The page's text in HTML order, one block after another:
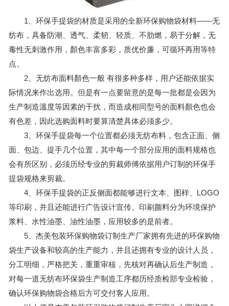
1、环保手提袋的材质是采用的全新环保购物袋材料——无
纺布，具备防潮、透气、柔韧、轻质、不肋燃，易于分解，无
毒性无刺激作用，顏色丰富多彩，质优价廉，可循环再用等特
点。
2、无纺布面料顏色一般 有很多种多样，用户还能依据实
际情况来作出选用。但是有一点要留意的是每一批都是会因为
生产制造溫度等因素的干扰，而造成相同型号的面料顏色也会
有色差，因此选购面料时要算清楚具体必须多少。
3、环保手提袋每一个位置都必须无纺布料，包含正面、侧
面、包边、提手几个位置，其中每一个部分应用的面料规格也
会有所区别，必须历经专业的剪裁师傅依据用户订制的环保手
提袋规格来剪裁。
4、环保手提袋的正反侧面都能够进行文本、图样、LOGO
等印刷，并且还能进行广告设计宣传。印刷颜料分为环境保护
浆料、水性油墨、油性油墨，应用较多的是前者。
5、杰美包装环保购物袋订制生产厂家拥有先进的环保购物
袋生产设备和较高的生产能力，并且还拥有专业的设计人员，
分工明细，严格把关，重重审核，先核对再确认后生产制造，
对每一道无纺布环保袋生产制造工序都历经质检部专业检验，
确认环保购物袋合格后方可交付客人应用。